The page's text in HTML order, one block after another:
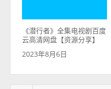
《潜行者》全集电视剧百度
云高清网盘【资源分享】
2023年8月6日